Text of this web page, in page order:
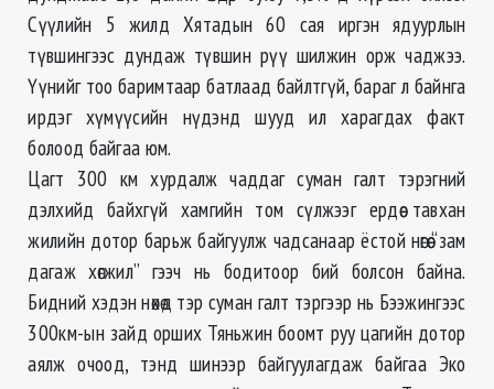
Сүүлийн 5 жилд Хятадын 60 сая иргэн ядуурлын
түвшингээс дундаж түвшин рүү шилжин орж чаджээ.
Үүнийг тоо баримтаар батлаад байлтгүй, бараг л байнга
ирдэг хүмүүсийн нүдэнд шууд ил харагдах факт
болоод байгаа юм.
Цагт 300 км хурдалж чаддаг суман галт тэрэгний
дэлхийд байхгүй хамгийн том сүлжээг ердөө тавхан
жилийн дотор барьж байгуулж чадсанаар ёстой нөгөө “зам
дагаж хөгжил” гээч нь бодитоор бий болсон байна.
Бидний хэдэн нөхөд тэр суман галт тэргээр нь Бээжингээс
300км-ын зайд орших Тяньжин боомт руу цагийн дотор
аялж очоод, тэнд шинээр байгуулагдаж байгаа Эко